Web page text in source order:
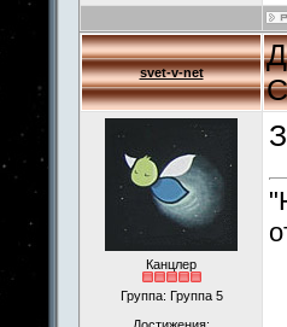
svet-v-net
Канцлер
Группа: Группа 5